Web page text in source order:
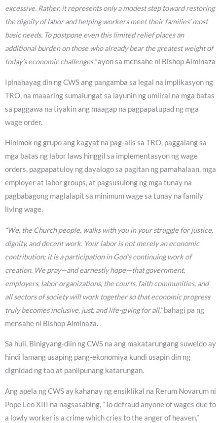
excessive. Rather, it represents only a modest step toward restoring
the dignity of labor and helping workers meet their families’ most
basic needs. To postpone even this limited relief places an
additional burden on those who already bear the greatest weight of
today’s economic challenges,”ayon sa mensahe ni Bishop Alminaza
Ipinahayag din ng CWS ang pangamba sa legal na implikasyon ng
TRO, na maaaring sumalungat sa layunin ng umiiral na mga batas
sa paggawa na tiyakin ang maagap na pagpapatupad ng mga
wage order.
Hinimok ng grupo ang kagyat na pag-alis sa TRO, paggalang sa
mga batas ng labor laws hinggil sa implementasyon ng wage
orders, pagpapatuloy ng dayalogo sa pagitan ng pamahalaan, mga
employer at labor groups, at pagsusulong ng mga tunay na
pagbabagong maglalapit sa minimum wage sa tunay na family
living wage.
“We, the Church people, walks with you in your struggle for justice,
dignity, and decent work. Your labor is not merely an economic
contribution; it is a participation in God’s continuing work of
creation. We pray—and earnestly hope—that government,
employers, labor organizations, the courts, faith communities, and
all sectors of society will work together so that economic progress
truly becomes inclusive, just, and life-giving for all,”bahagi pa ng
mensahe ni Bishop Alminaza.
Sa huli, Binigyang-diin ng CWS na ang makatarungang suweldo ay
hindi lamang usaping pang-ekonomiya kundi usapin din ng
dignidad ng tao at panlipunang katarungan.
Ang apela ng CWS ay kahanay ng ensiklikal na Rerum Novarum ni
Pope Leo XIII na nagsasabing, “To defraud anyone of wages due to
a lowly worker is a crime which cries to the anger of heaven,”